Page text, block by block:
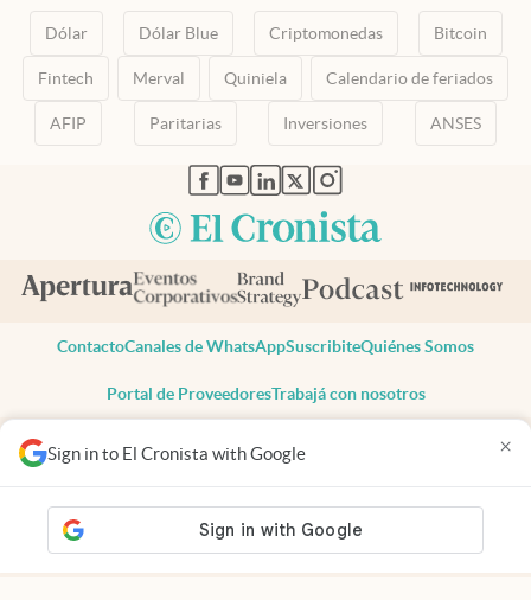
Sign in to El Cronista with Google ×
Dólar Dólar Blue Criptomonedas Bitcoin
Fintech Merval Quiniela Calendario de feriados
AFIP Paritarias Inversiones ANSES
abre en nueva pestaña
abre en nueva pestaña
abre en nueva pestaña
abre en nueva pestaña
abre en nueva pestaña
ContactoCanales de WhatsAppSuscribiteQuiénes Somos
Portal de ProveedoresTrabajá con nosotros
Todos los derechos reservados
Privacidad
Consentimiento
Tel:+54 11 7078-3270